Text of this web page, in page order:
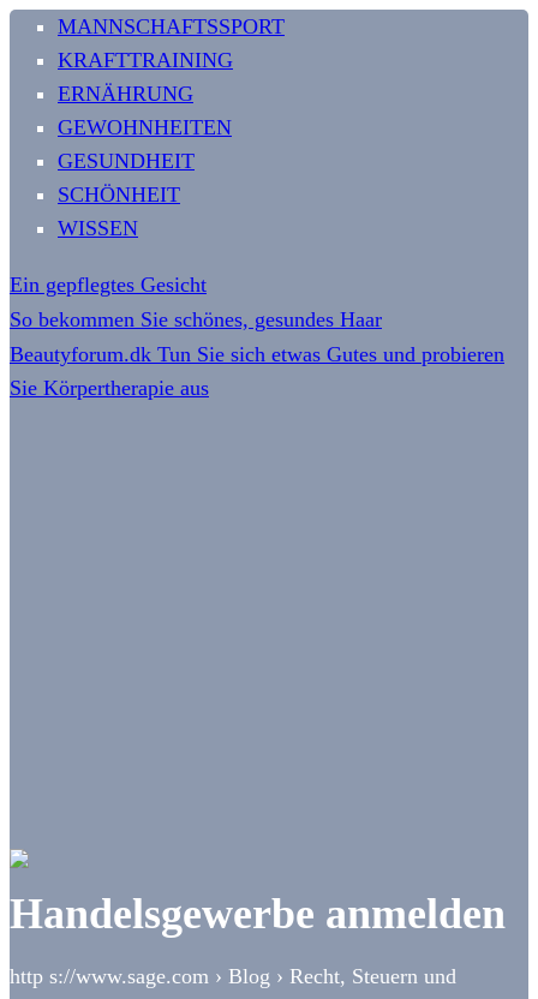
MANNSCHAFTSSPORT
KRAFTTRAINING
ERNÄHRUNG
GEWOHNHEITEN
GESUNDHEIT
SCHÖNHEIT
WISSEN
Ein gepflegtes Gesicht
So bekommen Sie schönes, gesundes Haar
Beautyforum.dk Tun Sie sich etwas Gutes und probieren
Sie Körpertherapie aus
Handelsgewerbe anmelden
http s://www.sage.com › Blog › Recht, Steuern und